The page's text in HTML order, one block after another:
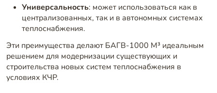
Универсальность: может использоваться как в
централизованных, так и в автономных системах
теплоснабжения.
Эти преимущества делают БАГВ-1000 М³ идеальным
решением для модернизации существующих и
строительства новых систем теплоснабжения в
условиях КЧР.